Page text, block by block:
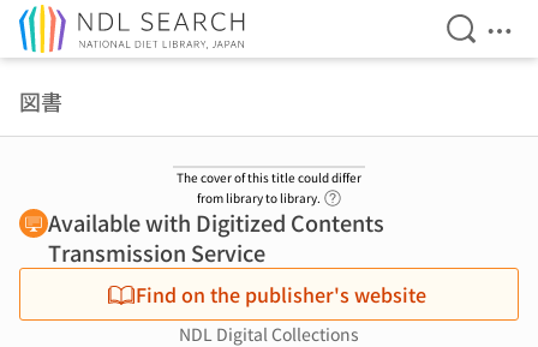
Open
図書
The cover of this title could differ
from library to library.
Available with Digitized Contents
Transmission Service
Find on the publisher's website
NDL Digital Collections